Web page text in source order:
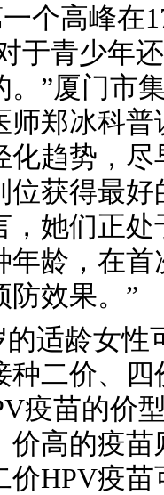
个高峰在
于青少年
。”厦门市
师郑冰科
化趋势，
获得最
，她们正
年龄，在
防效果。”
的适龄女
种二价、
疫苗的价
价高的疫
HPV疫